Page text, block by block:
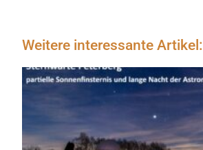
Weitere interessante Artikel: